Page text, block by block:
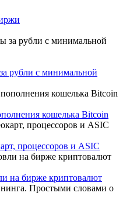
рубли с минимальной
кошелька Bitcoin
процессоров и ASIC
на бирже криптовалют